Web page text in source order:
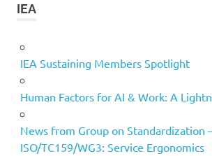
IEA
IEA Sustaining Members Spotlight
Human Factors for AI & Work: A
News from Group on Standardization
ISO/TC159/WG3: Service Ergonomics